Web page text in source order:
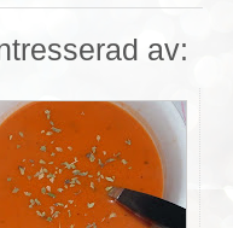
av: